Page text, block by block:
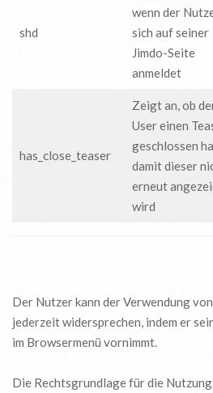
shd
wenn der
sich auf seiner
Jimdo-Seite
anmeldet
has_close_teaser
Zeigt an, ob
User einen
geschlossen
damit dieser
erneut
wird
Der Nutzer kann der Verwendung
jederzeit widersprechen, indem er
im Browsermenü vornimmt.
Die Rechtsgrundlage für die